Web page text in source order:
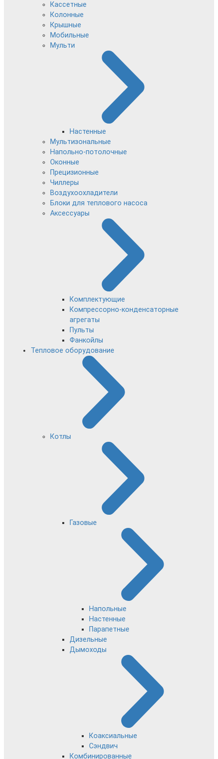
Кассетные
Колонные
Крышные
Мобильные
Мульти
Настенные
Мультизональные
Напольно-потолочные
Оконные
Прецизионные
Чиллеры
Воздухоохладители
Блоки для теплового насоса
Аксессуары
Комплектующие
Компрессорно-конденсаторные
агрегаты
Пульты
Фанкойлы
Тепловое оборудование
Котлы
Газовые
Напольные
Настенные
Парапетные
Дизельные
Дымоходы
Коаксиальные
Сэндвич
Комбинированные